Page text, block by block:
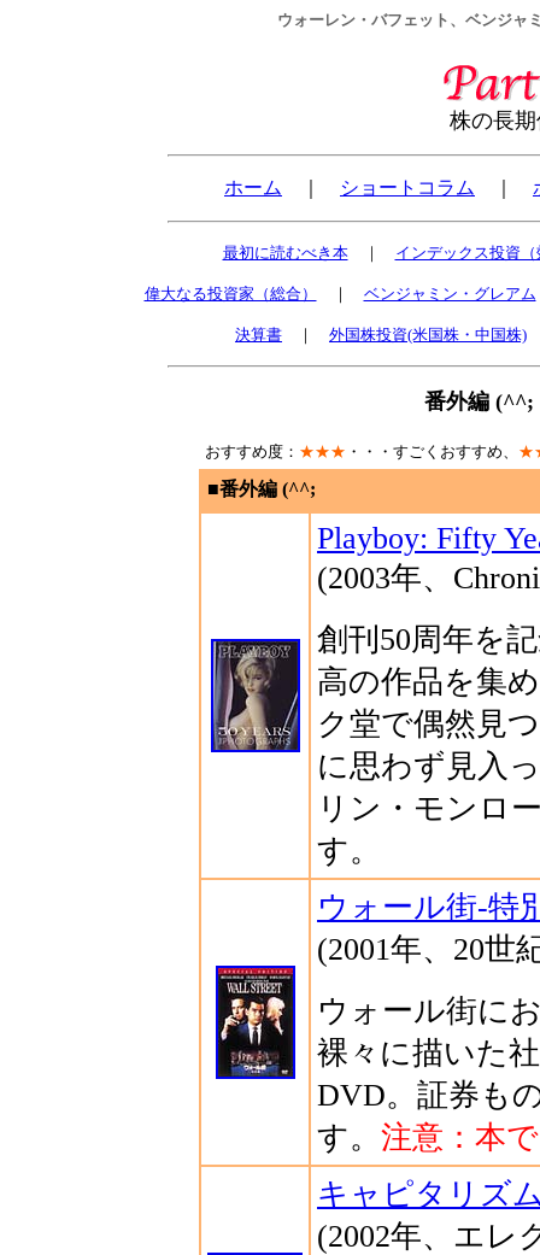
ウォーレン・バフェット、ベンジャ
株の長
ホーム ショートコラム
最初に読むべき本｜ インデックス投資
偉大なる投資家（総合） ｜ ベンジャミン・グレアム
決算書 ｜ 外国株投資(米国株・中国株)
番外編 (^^;
おすすめ度： ★★★ ・・・すごくおすすめ、
■番外編 (^^;
Playboy: Fifty
(2003年、
創刊50周年を
高の作品を集
ク堂で偶然見
に思わず見入
リン・モンロ
す。
ウォール街-特
(2001年、20世
ウォール街に
裸々に描いた
DVD。証券も
す。 注意：本
キャピタリズ
(2002年、エレ